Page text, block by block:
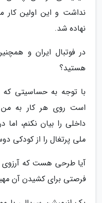
نداشت و این اولین کار
نهاده شد.
در فوتبال ایران و
هستید؟
با توجه به حساسیتی
است روی هر کار به من
داخلی را بیان نکنم، اما
ملی پرتغال را از کودکی
آیا طرحی هست که آرزوی
فرصتی برای کشیدن آن